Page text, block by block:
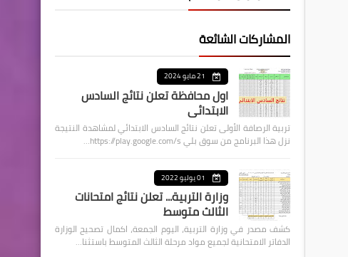
المشاركات الشائعة
21 مايو 2024
اول محافظة تعلن نتائج السادس
الابتدائي
تربية الرصافة الأولى تعلن نتائج السادس الابتدائي لمشاهدة النتيجة
نزل هذا البرنامج من سوق بلي https://play.google.com/s…
01 يوليو 2022
وزارة التربية... تعلن نتائج امتحانات
الثالث متوسط
كشف مصدر في وزارة التربية، اليوم الجمعة، اكمال تصحيح الوزارة
الدفاتر الامتحانية لجميع مواد مرحلة الثالث المتوسط باستثنا…